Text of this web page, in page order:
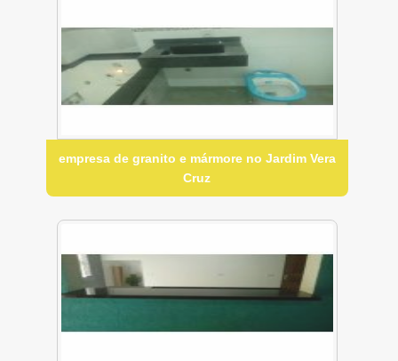
empresa de granito e mármore no Jardim Vera
Cruz